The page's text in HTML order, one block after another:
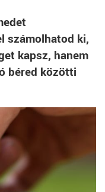
számolhatod ki,
kapsz, hanem
béred közötti